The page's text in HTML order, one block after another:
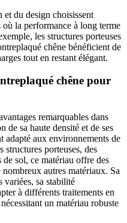
et du design choisissent
la performance à long terme
les structures porteuses
chêne bénéficient de
tout en restant élégant.
chêne pour
remarquables dans
de sa haute densité et de ses
adapté aux environnements de
porteuses, des
sol, ce matériau offre des
autres matériaux. Sa
variées, sa stabilité
à différents traitements en
un matériau robuste